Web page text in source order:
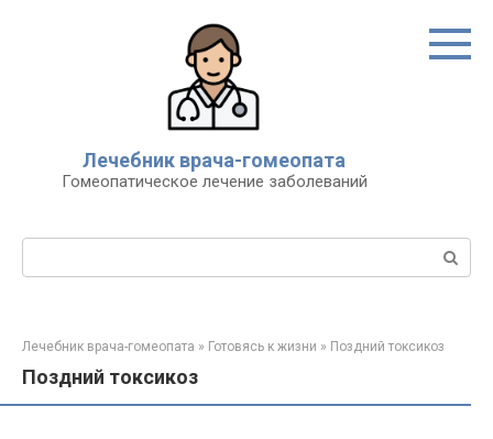
Лечебник врача-гомеопата
Гомеопатическое лечение заболеваний
Поиск:
Лечебник врача-гомеопата » Готовясь к жизни » Поздний токсикоз
Поздний токсикоз